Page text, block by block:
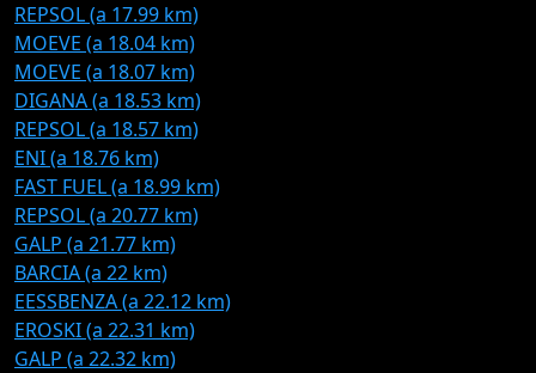
REPSOL (a 17.99 km)
MOEVE (a 18.04 km)
MOEVE (a 18.07 km)
DIGANA (a 18.53 km)
REPSOL (a 18.57 km)
ENI (a 18.76 km)
FAST FUEL (a 18.99 km)
REPSOL (a 20.77 km)
GALP (a 21.77 km)
BARCIA (a 22 km)
EESSBENZA (a 22.12 km)
EROSKI (a 22.31 km)
GALP (a 22.32 km)